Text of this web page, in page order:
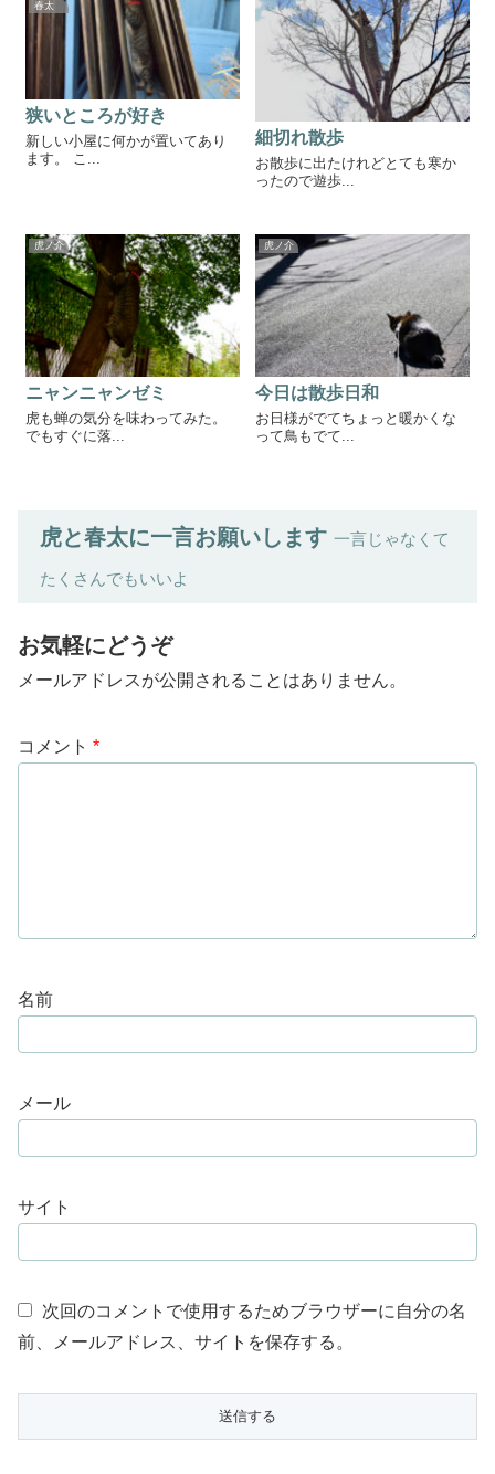
春太
狭いところが好き
新しい小屋に何かが置いてあり
ます。 こ...
細切れ散歩
お散歩に出たけれどとても寒か
ったので遊歩...
虎ノ介
ニャンニャンゼミ
虎も蝉の気分を味わってみた。
でもすぐに落...
虎ノ介
今日は散歩日和
お日様がでてちょっと暖かくな
って鳥もでて...
虎と春太に一言お願いします 一言じゃなくて
たくさんでもいいよ
お気軽にどうぞ
メールアドレスが公開されることはありません。
コメント *
名前
メール
サイト
次回のコメントで使用するためブラウザーに自分の名
前、メールアドレス、サイトを保存する。